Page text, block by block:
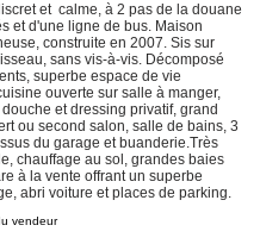
et calme, à 2 pas de la douane
et d'une ligne de bus. Maison
construite en 2007. Sis sur
sans vis-à-vis. Décomposé
superbe espace de vie
ouverte sur salle à manger,
et dressing privatif, grand
ou second salon, salle de bains, 3
du garage et buanderie.Très
chauffage au sol, grandes baies
à la vente offrant un superbe
abri voiture et places de parking.
vendeur